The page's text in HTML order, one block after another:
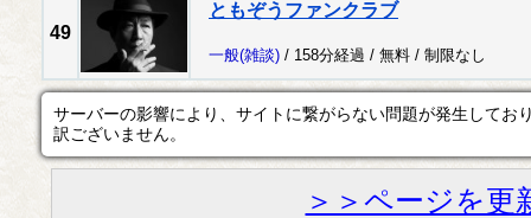
49
ともぞうファンクラブ
一般(雑談) / 158分経過 / 無料 / 制限なし
サーバーの影響により、サイトに繋がらない問題が発生してお
訳ございません。
＞＞ページを更